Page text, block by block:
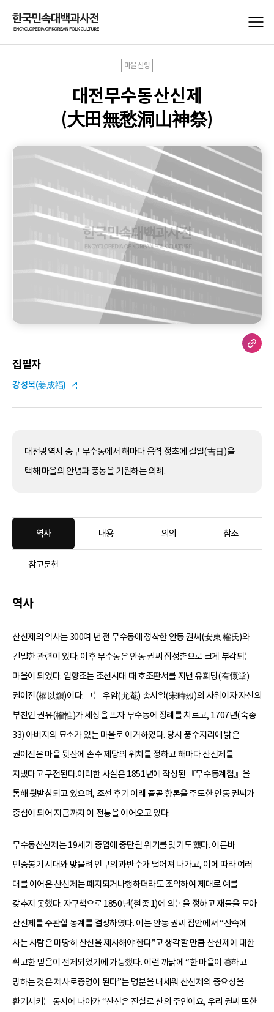
마을신앙
대전무수동산신제
(大田無愁洞山神祭)
집필자
강성복(姜成福)
대전광역시 중구 무수동에서 해마다 음력 정초에 길일(吉日)을
택해 마을의 안녕과 풍농을 기원하는 의례.
역사 내용 의의 참조
참고문헌
역사
산신제의 역사는 300여 년 전 무수동에 정착한 안동 권씨(安東 權氏)와
긴밀한 관련이 있다. 이후 무수동은 안동 권씨 집성촌으로 크게 부각되는
마을이 되었다. 입향조는 조선시대 때 호조판서를 지낸 유회당(有懷堂)
권이진(權以鎭)이다. 그는 우암(尤菴) 송시열(宋時烈)의 사위이자 자신의
부친인 권유(權惟)가 세상을 뜨자 무수동에 장례를 치르고, 1707년(숙종
33) 아버지의 묘소가 있는 마을로 이거하였다. 당시 풍수지리에 밝은
권이진은 마을 뒷산에 손수 제당의 위치를 정하고 해마다 산신제를
지냈다고 구전된다.이러한 사실은 1851년에 작성된 『무수동계첩』을
통해 뒷받침되고 있으며, 조선 후기 이래 줄곧 향론을 주도한 안동 권씨가
중심이 되어 지금까지 이 전통을 이어오고 있다.
무수동산신제는 19세기 중엽에 중단될 위기를 맞기도 했다. 이른바
민중봉기 시대와 맞물려 인구의 과반수가 떨어져 나가고, 이에 따라 여러
대를 이어온 산신제는 폐지되거나행하더라도 조악하여 제대로 예를
갖추지 못했다. 자구책으로 1850년(철종 1)에 의논을 정하고 재물을 모아
산신제를 주관할 동계를 결성하였다. 이는 안동 권씨 집안에서 “산속에
사는 사람은 마땅히 산신을 제사해야 한다”고 생각할 만큼 산신제에 대한
확고한 믿음이 전제되었기에 가능했다. 이런 까닭에 “한 마을이 흥하고
망하는 것은 제사로증명이 된다”는 명분을 내세워 산신제의 중요성을
환기시키는 동시에 나아가 “산신은 진실로 산의 주인이요, 우리 권씨 또한